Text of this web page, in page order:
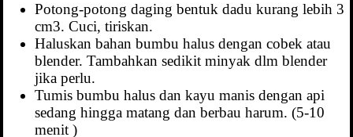
Potong-potong daging bentuk dadu kurang lebih 3
cm3. Cuci, tiriskan.
Haluskan bahan bumbu halus dengan cobek atau
blender. Tambahkan sedikit minyak dlm blender
jika perlu.
Tumis bumbu halus dan kayu manis dengan api
sedang hingga matang dan berbau harum. (5-10
menit )